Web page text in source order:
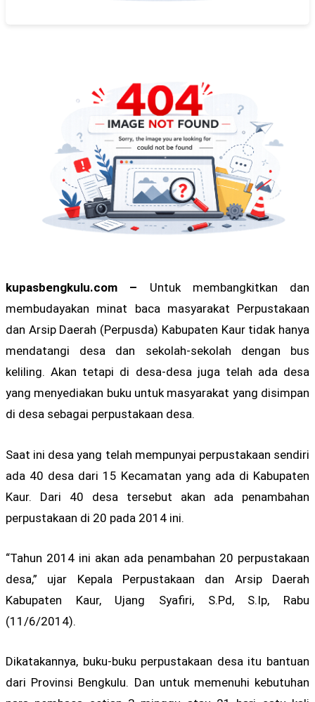
kupasbengkulu.com – Untuk membangkitkan dan
membudayakan minat baca masyarakat Perpustakaan
dan Arsip Daerah (Perpusda) Kabupaten Kaur tidak hanya
mendatangi desa dan sekolah-sekolah dengan bus
keliling. Akan tetapi di desa-desa juga telah ada desa
yang menyediakan buku untuk masyarakat yang disimpan
di desa sebagai perpustakaan desa.
Saat ini desa yang telah mempunyai perpustakaan sendiri
ada 40 desa dari 15 Kecamatan yang ada di Kabupaten
Kaur. Dari 40 desa tersebut akan ada penambahan
perpustakaan di 20 pada 2014 ini.
“Tahun 2014 ini akan ada penambahan 20 perpustakaan
desa,” ujar Kepala Perpustakaan dan Arsip Daerah
Kabupaten Kaur, Ujang Syafiri, S.Pd, S.Ip, Rabu
(11/6/2014).
Dikatakannya, buku-buku perpustakaan desa itu bantuan
dari Provinsi Bengkulu. Dan untuk memenuhi kebutuhan